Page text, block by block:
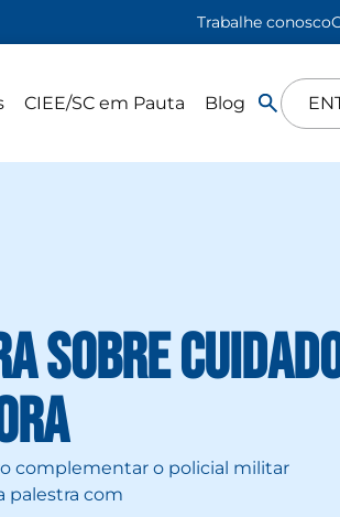
Trabalhe conosco
CIEE/SC em Pauta Blog
sobre
complementar o policial militar
palestra com